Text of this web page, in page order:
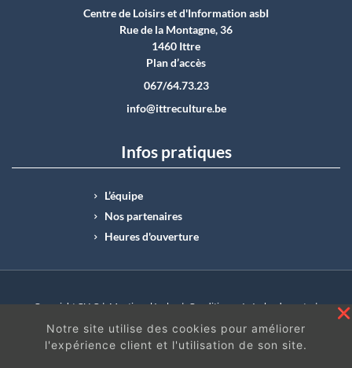
Centre de Loisirs et d'Information asbI
Rue de la Montagne, 36
1460 Ittre
Plan d’accès
067/64.73.23
info@ittreculture.be
Infos pratiques
L’équipe
Nos partenaires
Heures d'ouverture
Copyright CLI © | Mentions légales | Conditions générales de vente |
N°Entreprise : BE0414.742.009 |
BE50 0012 6285 4518
Notre site utilise des cookies pour améliorer
l'expérience client et l'utilisation de son site.